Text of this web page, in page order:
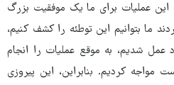
این عملیات برای ما یک موفقیت بزرگ
ما بتوانیم این توطئه را کشف کنیم،
عمل شدیم، به موقع عملیات را انجام
مواجه کردیم. بنابراین، این پیروزی